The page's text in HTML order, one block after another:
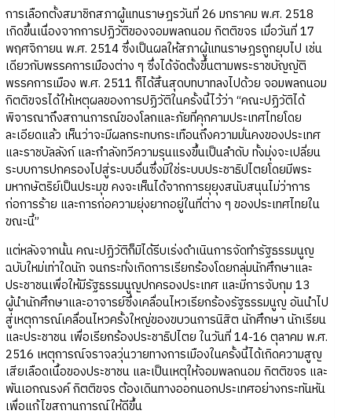
การเลือกตั้งสมาชิกสภาผู้แทนราษฎรวันที่ 26 มกราคม พ.ศ. 2518
เกิดขึ้นเนื่องจากการปฏิวัติของจอมพลถนอม กิตติขจร เมื่อวันที่ 17
พฤศจิกายน พ.ศ. 2514 ซึ่งเป็นผลให้สภาผู้แทนราษฎรถูกยุบไป เช่น
เดียวกับพรรคการเมืองต่าง ๆ ซึ่งได้จัดตั้งขึ้นตามพระราชบัญญัติ
พรรคการเมือง พ.ศ. 2511 ก็ได้สิ้นสุดบทบาทลงไปด้วย จอมพลถนอม
กิตติขจรได้ให้เหตุผลของการปฏิวัติในครั้งนี้ไว้ว่า “คณะปฏิวัติได้
พิจารณาถึงสถานการณ์ของโลกและภัยที่คุกคามประเทศไทยโดย
ละเอียดแล้ว เห็นว่าจะมีผลกระทบกระเทือนถึงความมั่นคงของประเทศ
และราชบัลลังก์ และกำลังทวีความรุนแรงขึ้นเป็นลำดับ ทั้งมุ่งจะเปลี่ยน
ระบบการปกครองไปสู่ระบบอื่นซึ่งมิใช่ระบบประชาธิปไตยโดยมีพระ
มหากษัตริย์เป็นประมุข คงจะเห็นได้จากการยุยุงสนับสนุนไม่ว่าการ
ก่อการร้าย และการก่อความยุ่งยากอยู่ในที่ต่าง ๆ ของประเทศไทยใน
ขณะนี้”
แต่หลังจากนั้น คณะปฏิวัติก็มิได้รีบเร่งดำเนินการจัดทำรัฐธรรมนูญ
ฉบับใหม่เท่าใดนัก จนกระทั่งเกิดการเรียกร้องโดยกลุ่มนักศึกษาและ
ประชาชนเพื่อให้มีรัฐธรรมนูญปกครองประเทศ และมีการจับกุม 13
ผู้นำนักศึกษาและอาจารย์ซึ่งเคลื่อนไหวเรียกร้องรัฐธรรมนูญ อันนำไป
สู่เหตุการณ์เคลื่อนไหวครั้งใหญ่ของขบวนการนิสิต นักศึกษา นักเรียน
และประชาชน เพื่อเรียกร้องประชาธิปไตย ในวันที่ 14-16 ตุลาคม พ.ศ.
2516 เหตุการณ์จราจลวุ่นวายทางการเมืองในครั้งนี้ได้เกิดความสูญ
เสียเลือดเนื้อของประชาชน และเป็นเหตุให้จอมพลถนอม กิตติขจร และ
พันเอกณรงค์ กิตติขจร ต้องเดินทางออกนอกประเทศอย่างกระทันหัน
เพื่อแก้ไขสถานการณ์ให้ดีขึ้น